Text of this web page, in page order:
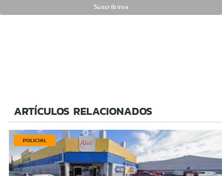
ARTÍCULOS RELACIONADOS
POLICIAL